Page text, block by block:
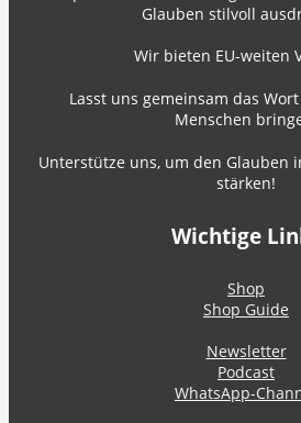
Glauben stilvoll
Wir bieten EU-weiten
Lasst uns gemeinsam das
Menschen
Unterstütze uns, um den Glauben
stärken!
Wichtige
Shop
Shop Guide
Newsletter
Podcast
WhatsApp-